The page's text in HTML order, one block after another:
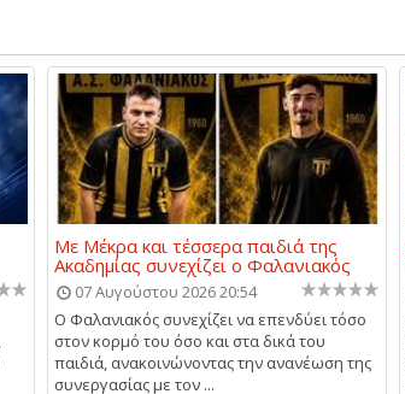
Με Μέκρα και τέσσερα παιδιά της
Ακαδημίας συνεχίζει ο Φαλανιακός
07 Αυγούστου 2026 20:54
Ο Φαλανιακός συνεχίζει να επενδύει τόσο
στον κορμό του όσο και στα δικά του
παιδιά, ανακοινώνοντας την ανανέωση της
συνεργασίας με τον ...